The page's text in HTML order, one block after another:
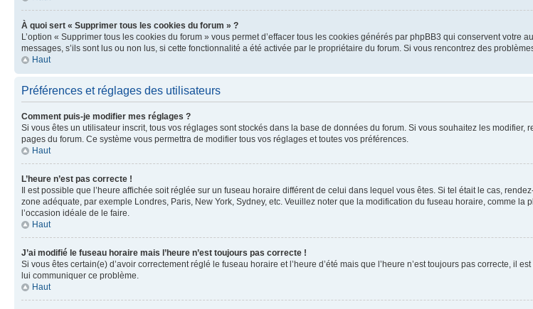
À quoi sert « Supprimer tous les cookies du forum » ?
L’option « Supprimer tous les cookies du forum » vous permet d’effacer tous les cookies générés par phpBB3 qui conservent
messages, s’ils sont lus ou non lus, si cette fonctionnalité a été activée par le propriétaire du forum. Si vous rencontrez des
Haut
Préférences et réglages des utilisateurs
Comment puis-je modifier mes réglages ?
Si vous êtes un utilisateur inscrit, tous vos réglages sont stockés dans la base de données du forum. Si vous souhaitez les
pages du forum. Ce système vous permettra de modifier tous vos réglages et toutes vos préférences.
Haut
L’heure n’est pas correcte !
Il est possible que l’heure affichée soit réglée sur un fuseau horaire différent de celui dans lequel vous êtes. Si tel était le cas,
zone adéquate, par exemple Londres, Paris, New York, Sydney, etc. Veuillez noter que la modification du fuseau horaire, comme la
l’occasion idéale de le faire.
Haut
J’ai modifié le fuseau horaire mais l’heure n’est toujours pas correcte !
Si vous êtes certain(e) d’avoir correctement réglé le fuseau horaire et l’heure d’été mais que l’heure n’est toujours pas correcte, il
lui communiquer ce problème.
Haut